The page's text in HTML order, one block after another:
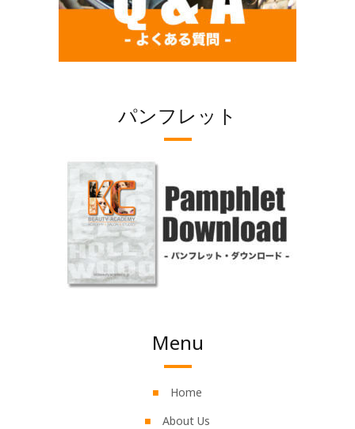
パンフレット
Menu
Home
About Us